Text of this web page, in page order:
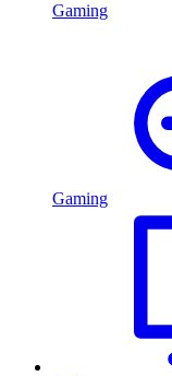
Gaming
Gaming